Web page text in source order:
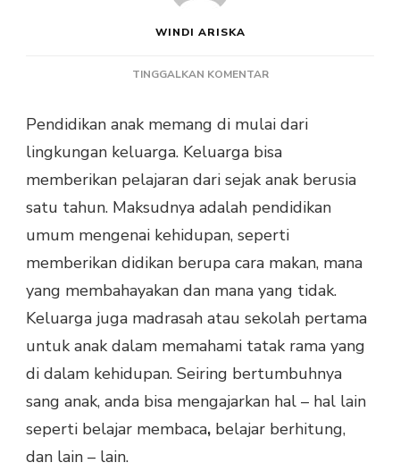
WINDI ARISKA
TINGGALKAN KOMENTARPADA
ANAK
BELAJAR
Pendidikan anak memang di mulai dari
lingkungan keluarga. Keluarga bisa
memberikan pelajaran dari sejak anak berusia
satu tahun. Maksudnya adalah pendidikan
umum mengenai kehidupan, seperti
memberikan didikan berupa cara makan, mana
yang membahayakan dan mana yang tidak.
Keluarga juga madrasah atau sekolah pertama
untuk anak dalam memahami tatak rama yang
di dalam kehidupan. Seiring bertumbuhnya
sang anak, anda bisa mengajarkan hal – hal lain
seperti belajar membaca, belajar berhitung,
dan lain – lain.